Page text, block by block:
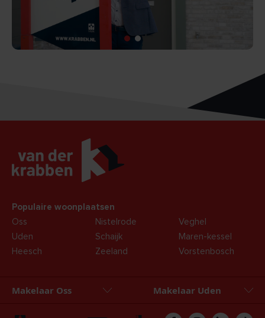
Populaire woonplaatsen
Oss
Uden
Heesch
Nistelrode
Schaijk
Zeeland
Veghel
Maren-kessel
Vorstenbosch
Makelaar Oss Makelaar Uden